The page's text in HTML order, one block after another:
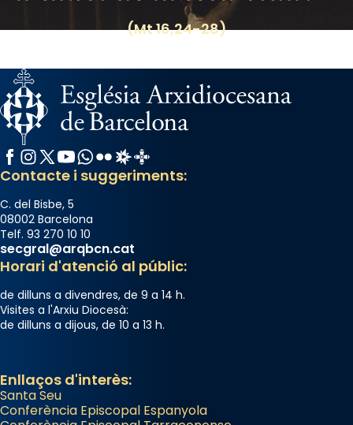
(Mt 16,24-28)
Facebook
Instagram
X / Twitter
YouTube
WhatsApp
FlickrRadio Estel
Catalunya Cristiana
Contacte i suggeriments:
C. del Bisbe, 5
08002 Barcelona
Telf. 93 270 10 10
secgral@arqbcn.cat
Horari d'atenció al públic:
de dilluns a divendres, de 9 a 14 h.
Visites a l'Arxiu Diocesà:
de dilluns a dijous, de 10 a 13 h.
Enllaços d'interès:
Santa Seu
Conferència Episcopal Espanyola